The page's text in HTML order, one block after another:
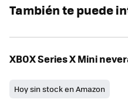
También te puede
XBOX Series X Mini
Hoy sin stock en Amazon